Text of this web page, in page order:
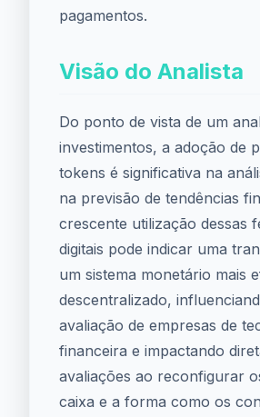
pagamentos.
Visão do Analista
Do ponto de vista de um
investimentos, a adoção de
tokens é significativa na
na previsão de tendências
crescente utilização dessas
digitais pode indicar uma
um sistema monetário mais
descentralizado,
avaliação de empresas de
financeira e impactando
avaliações ao reconfigurar
caixa e a forma como os